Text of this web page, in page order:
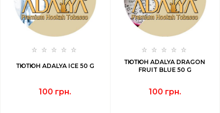
ТЮТЮН ADALYA ICE 50 G
100 грн.
ТЮТЮН ADALYA DRAGON
FRUIT BLUE 50 G
100 грн.